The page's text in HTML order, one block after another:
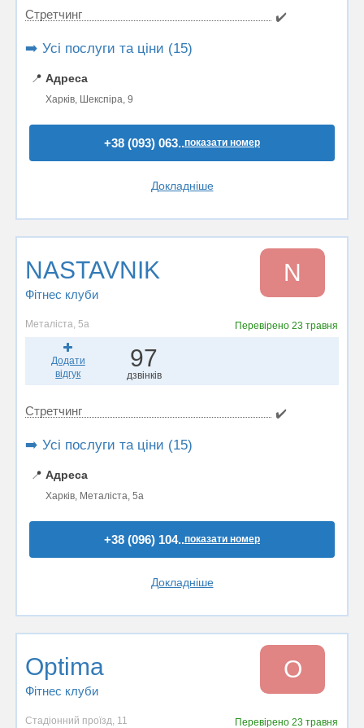
Стретчинг ✔️
➡️ Усі послуги та ціни (15)
📍 Адреса
Харків, Шекспіра, 9
+38 (093) 063..показати номер
Докладніше
NASTAVNIK
Фітнес клуби
N
Металіста, 5а Перевірено23 травня
Додати
відгук
97
дзвінків
Стретчинг ✔️
➡️ Усі послуги та ціни (15)
📍 Адреса
Харків, Металіста, 5а
+38 (096) 104..показати номер
Докладніше
Optima
Фітнес клуби
O
Cтадіонний проїзд, 11 Перевірено23 травня